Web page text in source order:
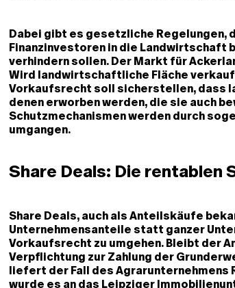
Dabei gibt es gesetzliche Regelungen,
Finanzinvestoren in die Landwirtschaft
verhindern sollen. Der Markt für
Wird landwirtschaftliche Fläche
Vorkaufsrecht soll sicherstellen, dass
denen erworben werden, die sie auch
Schutzmechanismen werden durch
umgangen.
Share Deals: Die rentablen
Share Deals, auch als Anteilskäufe
Unternehmensanteile statt ganzer
Vorkaufsrecht zu umgehen. Bleibt der
Verpflichtung zur Zahlung der
liefert der Fall des Agrarunternehmens
wurde es an das Leipziger